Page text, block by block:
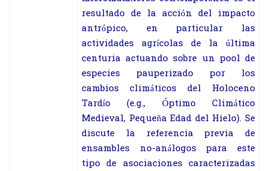
resultado de la acción del impacto
antrópico, en particular las
actividades agrícolas de la última
centuria actuando sobre un pool de
especies pauperizado por los
cambios climáticos del Holoceno
Tardío (e.g., Óptimo Climático
Medieval, Pequeña Edad del Hielo). Se
discute la referencia previa de
ensambles no-análogos para este
tipo de asociaciones caracterizadas